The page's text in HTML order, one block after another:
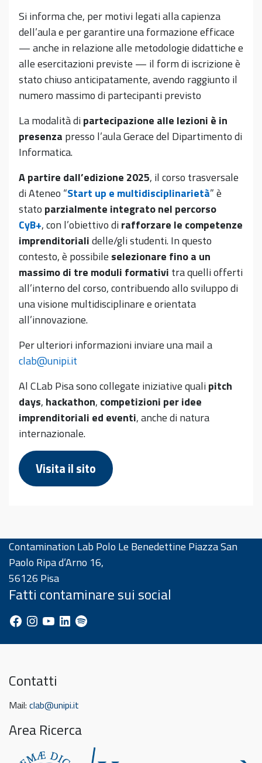
Si informa che, per motivi legati alla capienza
dell’aula e per garantire una formazione efficace
— anche in relazione alle metodologie didattiche e
alle esercitazioni previste — il form di iscrizione è
stato chiuso anticipatamente, avendo raggiunto il
numero massimo di partecipanti previsto
La modalità dipartecipazione alle lezioni è in
presenza presso l’aula Gerace del Dipartimento di
Informatica.
A partire dall’edizione 2025, il corso trasversale
di Ateneo “Start up e multidisciplinarietà” è
stato parzialmente integrato nel percorso
CyB+, con l’obiettivo dirafforzare le competenze
imprenditorialidelle/gli studenti. In questo
contesto, è possibile selezionare fino a un
massimo di tre moduli formativi tra quelli offerti
all’interno del corso, contribuendo allo sviluppo di
una visione multidisciplinare e orientata
all’innovazione.
Per ulteriori informazioni inviare una mail a
clab@unipi.it
Al CLab Pisa sono collegate iniziative qualipitch
days, hackathon, competizioni per idee
imprenditoriali ed eventi, anche di natura
internazionale.
Visita il sito
Contamination Lab Polo Le Benedettine Piazza San
Paolo Ripa d’Arno 16,
56126 Pisa
Fatti contaminare sui social
Facebook
Instagram
YouTube
LinkedInSpotify
Contatti
Mail: clab@unipi.it
Area Ricerca